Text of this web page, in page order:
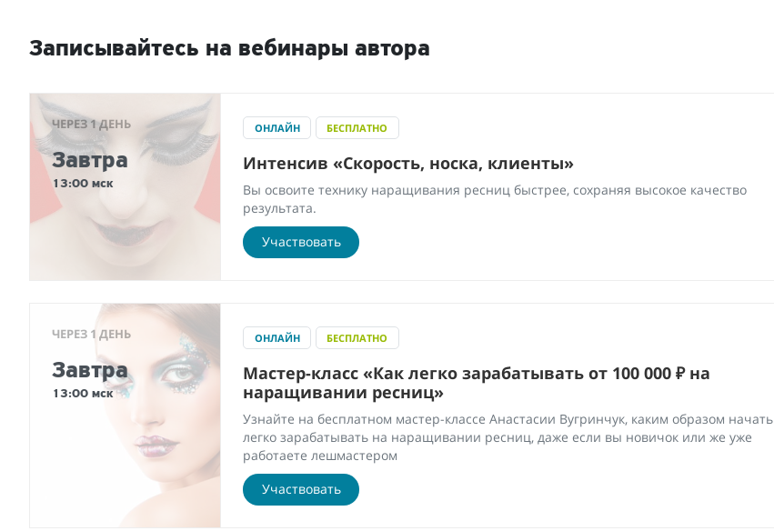
Записывайтесь на вебинары автора
ЧЕРЕЗ 1 ДЕНЬ
Завтра
13:00 мск
ОНЛАЙН БЕСПЛАТНО
Интенсив «Скорость, носка, клиенты»
Вы освоите технику наращивания ресниц быстрее, сохраняя высокое качество
результата.
Участвовать
ЧЕРЕЗ 1 ДЕНЬ
Завтра
13:00 мск
ОНЛАЙН БЕСПЛАТНО
Мастер-класс «Как легко зарабатывать от 100 000 ₽ на
наращивании ресниц»
Узнайте на бесплатном мастер-классе Анастасии Вугринчук, каким образом начать
легко зарабатывать на наращивании ресниц, даже если вы новичок или же уже
работаете лешмастером
Участвовать